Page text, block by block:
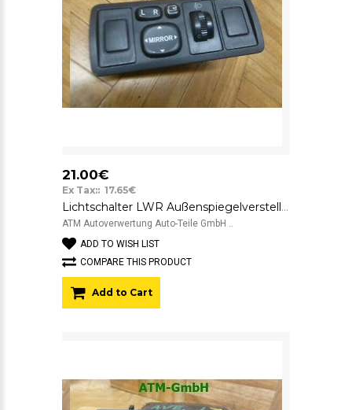
21.00€
Ex Tax:: 17.65€
Lichtschalter LWR Außenspiegelverstellung Schalter Toyota Avensis 183575
ATM Autoverwertung Auto-Teile GmbH ..
ADD TO WISH LIST
COMPARE THIS PRODUCT
Add to Cart